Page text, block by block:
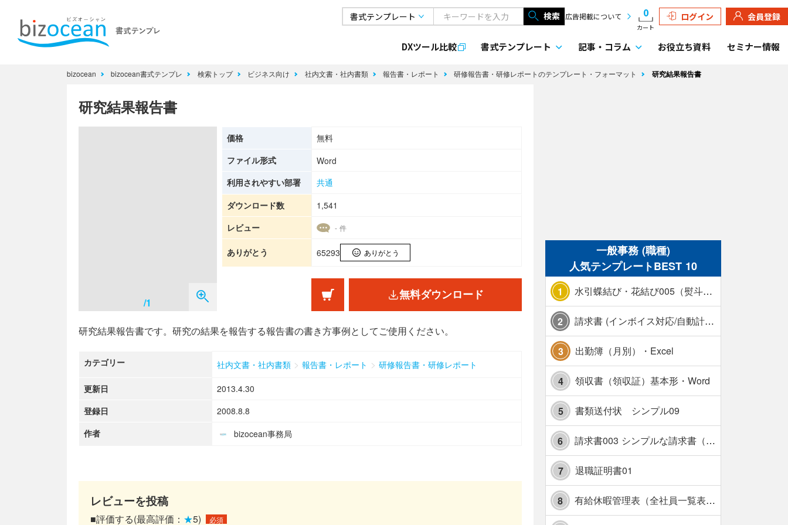
検索 広告掲載について 0
カート
ログイン 会員登録
DXツール比較 書式テンプレート 記事・ コラム お役立ち資料 セミナー情報
bizocean bizocean書式テンプレ 検索トップ ビジネス向け 社内文書・社内書類 報告書・レポート 研修報告書・研修レポートのテンプレート・フォーマット 研究結果報告書
研究結果報告書
/1
価格
無料
ファイル形式
Word
利用されやすい部署
共通
ダウンロード数
1,541
レビュー
- 件
ありがとう 65293 ありがとう
無料ダウンロード
研究結果報告書です。研究の結果を報告する報告書の書き方事例としてご使用ください。
カテゴリー 社内文書・社内書類 > 報告書・レポート > 研修報告書・研修レポート
更新日
2013.4.30
登録日
2008.8.8
作者
bizocean事務局
レビューを投稿
■評価する(最高評価： ★5) 必須
一般事務 (職種)
人気テンプレートBEST 10
1 水引蝶結び・花結び005（熨斗あり）
2 請求書 (インボイス対応/自動計算/A4 縦) カラー 使い方解説あり
3 出勤簿（月別）・Excel
4 領収書（領収証）基本形・Word
5 書類送付状 シンプル09
6 請求書003 シンプルな請求書（消費税10％対応）
7 退職証明書01
8 有給休暇管理表（全社員一覧表版）・横【見本付き】